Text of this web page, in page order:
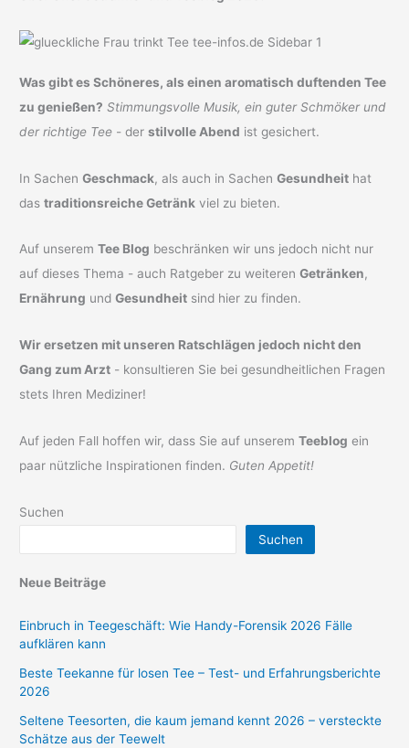
Was gibt es Schöneres, als einen aromatisch duftenden Tee
zu genießen? Stimmungsvolle Musik, ein guter Schmöker und
der richtige Tee - derstilvolle Abend ist gesichert.
In SachenGeschmack, als auch in SachenGesundheit hat
dastraditionsreiche Getränk viel zu bieten.
Auf unseremTee Blog beschränken wir uns jedoch nicht nur
auf dieses Thema - auch Ratgeber zu weiterenGetränken,
Ernährung undGesundheit sind hier zu finden.
Wir ersetzen mit unseren Ratschlägen jedoch nicht den
Gang zum Arzt - konsultieren Sie bei gesundheitlichen Fragen
stets Ihren Mediziner!
Auf jeden Fall hoffen wir, dass Sie auf unseremTeeblog ein
paar nützliche Inspirationen finden. Guten Appetit!
Suchen
Suchen
Neue Beiträge
Einbruch in Teegeschäft: Wie Handy-Forensik 2026 Fälle
aufklären kann
Beste Teekanne für losen Tee – Test- und Erfahrungsberichte
2026
Seltene Teesorten, die kaum jemand kennt 2026 – versteckte
Schätze aus der Teewelt